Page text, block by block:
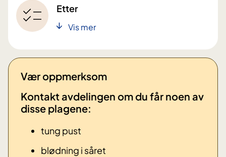
Etter
Vis mer
Vær oppmerksom
Kontakt avdelingen om du får noen av
disse plagene: ​
tung pust
blødning i såret